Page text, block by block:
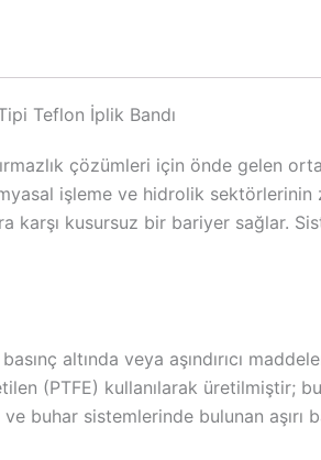
Teflon İplik Bandı
çözümleri için önde gelen
işleme ve hidrolik
karşı kusursuz bir bariyer sağlar.
altında veya aşındırıcı
(PTFE) kullanılarak üretilmiştir;
buhar sistemlerinde bulunan aşırı